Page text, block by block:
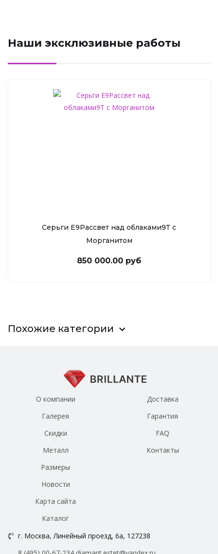
Наши эксклюзивные работы
Серьги Е9Рассвет над облаками9Т c
Морганитом
850 000.00 руб
Похожие категории
О компании
Галерея
Скидки
Металл
Размеры
Новости
Доставка
Гарантия
FAQ
Контакты
Карта сайта
Каталог
г. Москва, Линейный проезд, 6а, 127238